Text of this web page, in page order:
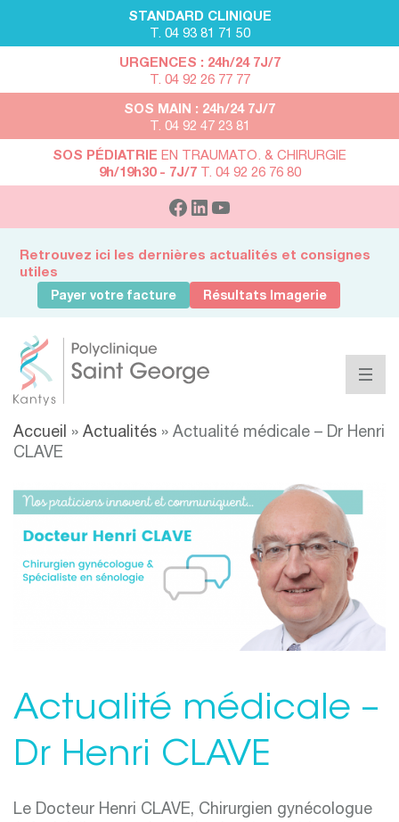
STANDARD CLINIQUE
T. 04 93 81 71 50
URGENCES : 24h/24 7J/7
T. 04 92 26 77 77
SOS MAIN : 24h/24 7J/7
T. 04 92 47 23 81
SOS PÉDIATRIE EN TRAUMATO. & CHIRURGIE
9h/19h30 - 7J/7T. 04 92 26 76 80
Retrouvez ici les dernières actualités et consignes
utiles
Payer votre facture Résultats Imagerie
Accueil » Actualités » Actualité médicale – Dr Henri
CLAVE
Actualité médicale –
Dr Henri CLAVE
Le Docteur Henri CLAVE, Chirurgien gynécologue